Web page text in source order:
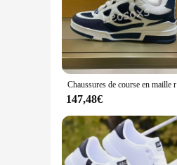
147,48€